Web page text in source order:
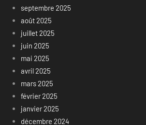
septembre 2025
août 2025
juillet 2025
juin 2025
mai 2025
avril 2025
mars 2025
février 2025
janvier 2025
décembre 2024